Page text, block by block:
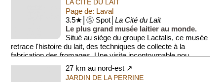
LA CITÉ DU LAIT
Page de: Laval
3.5★│Ⓢ Spot│La Cité du Lait
Le plus grand musée laitier au monde.
Situé au siège du groupe Lactalis, ce musée
retrace l'histoire du lait, des techniques de collecte à la
fabrication des fromages. Une visite incontournable pou...
27 km au nord-est ↗
JARDIN DE LA PERRINE